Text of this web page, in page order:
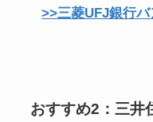
>>三菱UFJ銀行
おすすめ2：三井